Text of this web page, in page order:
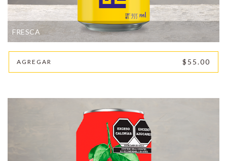
FRESCA
AGREGAR $55.00